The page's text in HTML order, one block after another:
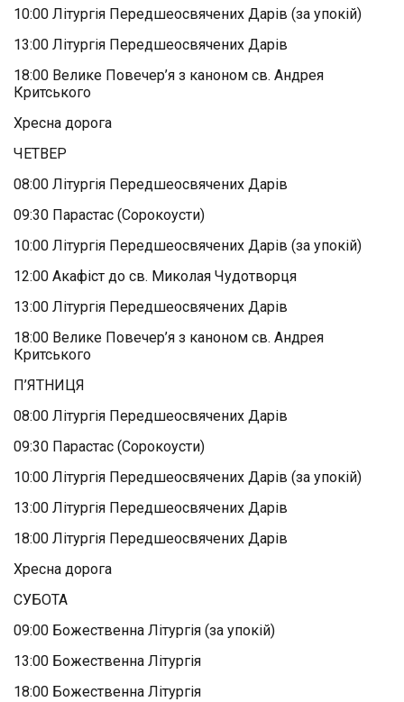
10:00 Літургія Передшеосвячених Дарів (за упокій)
13:00 Літургія Передшеосвячених Дарів
18:00 Велике Повечер’я з каноном св. Андрея
Критського
Хресна дорога
ЧЕТВЕР
08:00 Літургія Передшеосвячених Дарів
09:30 Парастас (Сорокоусти)
10:00 Літургія Передшеосвячених Дарів (за упокій)
12:00 Акафіст до св. Миколая Чудотворця
13:00 Літургія Передшеосвячених Дарів
18:00 Велике Повечер’я з каноном св. Андрея
Критського
П’ЯТНИЦЯ
08:00 Літургія Передшеосвячених Дарів
09:30 Парастас (Сорокоусти)
10:00 Літургія Передшеосвячених Дарів (за упокій)
13:00 Літургія Передшеосвячених Дарів
18:00 Літургія Передшеосвячених Дарів
Хресна дорога
СУБОТА
09:00 Божественна Літургія (за упокій)
13:00 Божественна Літургія
18:00 Божественна Літургія